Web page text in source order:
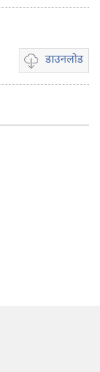
डाउनलोड
वीडियो
रिकॉर्डिंग